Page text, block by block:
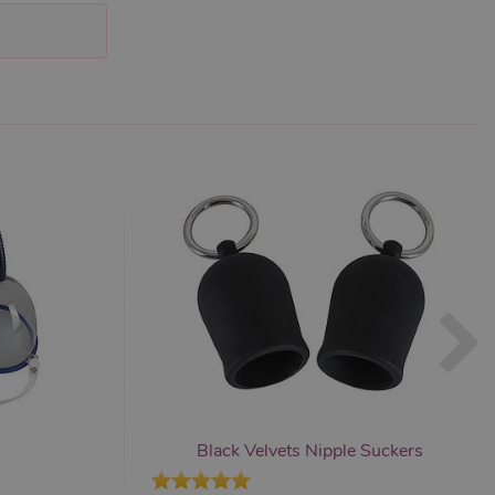
Black Velvets Nipple Suckers
po aktualizaci
z těchto funkcí
(_GRECAPTCHA)
pro správnou
aktualizace běžněji
uživatelů
každého požadavku na
používaného k